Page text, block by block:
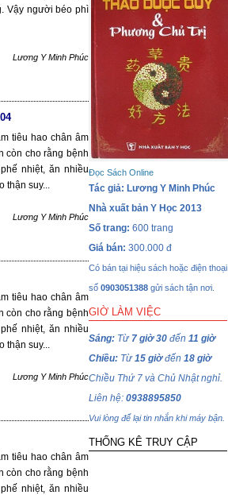
Vậy người béo phì
Lương Y Minh Phúc
tiêu hao chân âm
còn cho rằng bệnh
nhiệt, ăn nhiều
thận suy...
Lương Y Minh Phúc
tiêu hao chân âm
còn cho rằng bệnh
nhiệt, ăn nhiều
thận suy...
Lương Y Minh Phúc
tiêu hao chân âm
còn cho rằng bệnh
nhiệt, ăn nhiều
Đọc Sách Online
Tác giả: Lương Y Minh Phúc
Nhà xuất bản Y Học 2013
Số trang: 600 trang
Giá bán: 300.000 đ
Có bán tại hiệu sách hoặc điện thoại
số 0903051388 gửi sách tận nơi.
GIỜ LÀM VIỆC
Sáng: Từ 7 giờ 30 đến 11 giờ
Chiều: Từ15 giờđến 18 giờ
Chiều Thứ 7 và Chủ Nhật nghỉ.
Liên hệ: 0938895850
Vui lòng để lại tin nhắn khi máy bận.
THỐNG KÊ TRUY CẬP